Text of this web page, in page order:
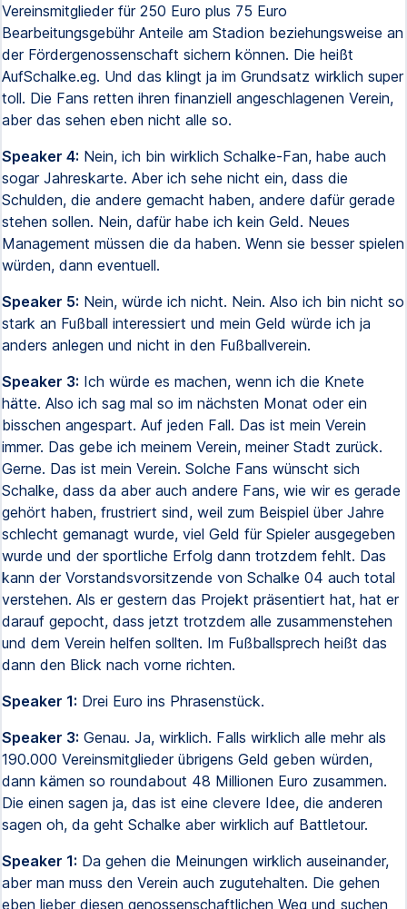
Vereinsmitglieder für 250 Euro plus 75 Euro
Bearbeitungsgebühr Anteile am Stadion beziehungsweise an
der Fördergenossenschaft sichern können. Die heißt
AufSchalke.eg. Und das klingt ja im Grundsatz wirklich super
toll. Die Fans retten ihren finanziell angeschlagenen Verein,
aber das sehen eben nicht alle so.
Speaker 4: Nein, ich bin wirklich Schalke-Fan, habe auch
sogar Jahreskarte. Aber ich sehe nicht ein, dass die
Schulden, die andere gemacht haben, andere dafür gerade
stehen sollen. Nein, dafür habe ich kein Geld. Neues
Management müssen die da haben. Wenn sie besser spielen
würden, dann eventuell.
Speaker 5: Nein, würde ich nicht. Nein. Also ich bin nicht so
stark an Fußball interessiert und mein Geld würde ich ja
anders anlegen und nicht in den Fußballverein.
Speaker 3: Ich würde es machen, wenn ich die Knete
hätte. Also ich sag mal so im nächsten Monat oder ein
bisschen angespart. Auf jeden Fall. Das ist mein Verein
immer. Das gebe ich meinem Verein, meiner Stadt zurück.
Gerne. Das ist mein Verein. Solche Fans wünscht sich
Schalke, dass da aber auch andere Fans, wie wir es gerade
gehört haben, frustriert sind, weil zum Beispiel über Jahre
schlecht gemanagt wurde, viel Geld für Spieler ausgegeben
wurde und der sportliche Erfolg dann trotzdem fehlt. Das
kann der Vorstandsvorsitzende von Schalke 04 auch total
verstehen. Als er gestern das Projekt präsentiert hat, hat er
darauf gepocht, dass jetzt trotzdem alle zusammenstehen
und dem Verein helfen sollten. Im Fußballsprech heißt das
dann den Blick nach vorne richten.
Speaker 1: Drei Euro ins Phrasenstück.
Speaker 3: Genau. Ja, wirklich. Falls wirklich alle mehr als
190.000 Vereinsmitglieder übrigens Geld geben würden,
dann kämen so roundabout 48 Millionen Euro zusammen.
Die einen sagen ja, das ist eine clevere Idee, die anderen
sagen oh, da geht Schalke aber wirklich auf Battletour.
Speaker 1: Da gehen die Meinungen wirklich auseinander,
aber man muss den Verein auch zugutehalten. Die gehen
eben lieber diesen genossenschaftlichen Weg und suchen